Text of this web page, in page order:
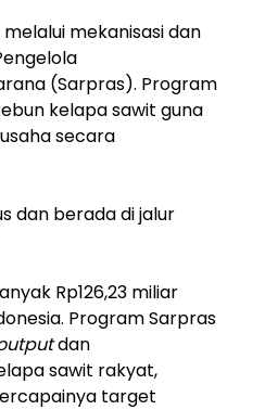
mekanisasi dan
(Sarpras). Program
kelapa sawit guna
secara
dan berada di jalur
Rp126,23 miliar
Program Sarpras
dan
sawit rakyat,
target